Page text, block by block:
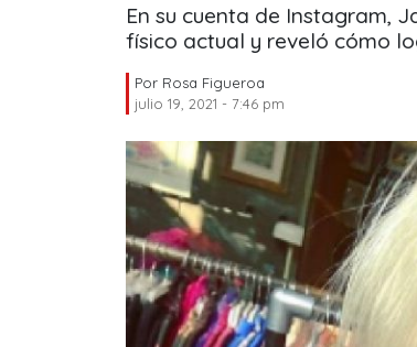
En su cuenta de Instagram,
físico actual y reveló cómo
Por Rosa Figueroa
julio 19, 2021 - 7:46 pm